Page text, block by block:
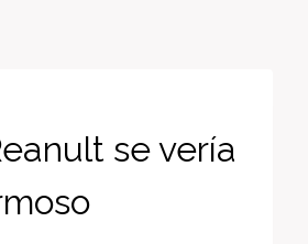
se vería